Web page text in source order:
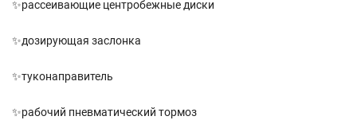
✨рассеивающие центробежные диски
✨дозирующая заслонка
✨туконаправитель
✨рабочий пневматический тормоз